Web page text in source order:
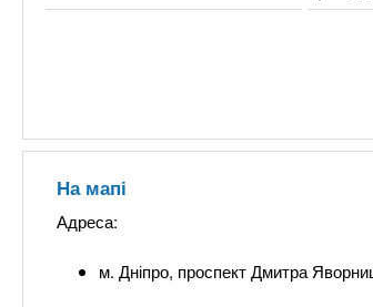
На мапі
Адреса:
м. Дніпро, проспект Дмитра